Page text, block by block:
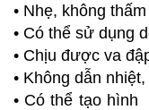
• Nhẹ, không
• Có thể sử dụng
• Chịu được va
• Không dẫn
• Có thể tạo hình